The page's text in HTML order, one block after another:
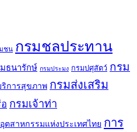
ชน กรมชลประทาน
ธนารักษ์ กรมประมง กรมปศุสัตว์ กรม
การสุขภาพ กรมส่งเสริม
กรมเจ้าท่า
ตสาหกรรมแห่งประเทศไทย การ